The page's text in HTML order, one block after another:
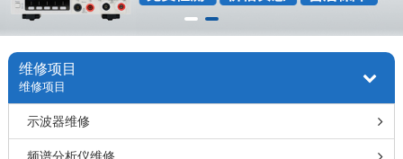
维修项目
维修项目
示波器维修
频谱分析仪维修